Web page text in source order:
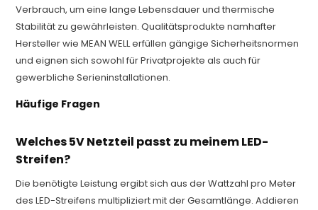
Verbrauch, um eine lange Lebensdauer und thermische
Stabilität zu gewährleisten. Qualitätsprodukte namhafter
Hersteller wie MEAN WELL erfüllen gängige Sicherheitsnormen
und eignen sich sowohl für Privatprojekte als auch für
gewerbliche Serieninstallationen.
Häufige Fragen
Welches 5V Netzteil passt zu meinem LED-
Streifen?
Die benötigte Leistung ergibt sich aus der Wattzahl pro Meter
des LED-Streifens multipliziert mit der Gesamtlänge. Addieren